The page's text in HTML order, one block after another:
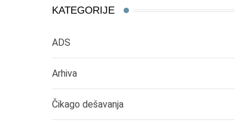
KATEGORIJE
ADS
Arhiva
Čikago dešavanja